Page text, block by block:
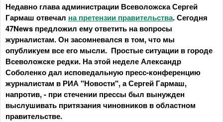
Недавно глава администрации Всеволожска Сергей
Гармаш отвечал на претензии правительства. Сегодня
47News предложил ему ответить на вопросы
журналистам. Он засомневался в том, что мы
опубликуем все его мысли. Простые ситуации в городе
Всеволожске редки. На этой неделе Александр
Соболенко дал исповедальную пресс-конференцию
журналистам в РИА "Новости", а Сергей Гармаш,
напротив, - при стечении прессы был вынужден
выслушивать притязания чиновников в областном
правительстве.